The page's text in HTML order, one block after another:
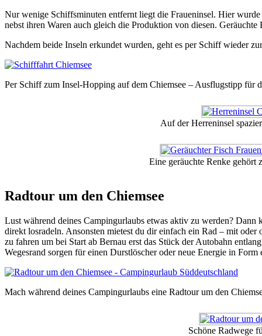
Nur wenige Schiffsminuten entfernt liegt die Fraueninsel. Hier
nebst ihren Waren auch gleich die Produktion von diesen.
Nachdem beide Inseln erkundet wurden, geht es per Schiff wieder
Per Schiff zum Insel-Hopping auf dem Chiemsee – Ausflugstipp für
Auf der Herreninsel
Eine geräuchte Renke gehört
Radtour um den Chiemsee
Lust während deines Campingurlaubs etwas aktiv zu werden?
direkt losradeln. Ansonsten mietest du dir einfach ein Rad – mit
zu fahren um bei Start ab Bernau erst das Stück der Autobahn
Wegesrand sorgen für einen Durstlöscher oder neue Energie in
Mach während deines Campingurlaubs eine Radtour um den
Schöne Radwege